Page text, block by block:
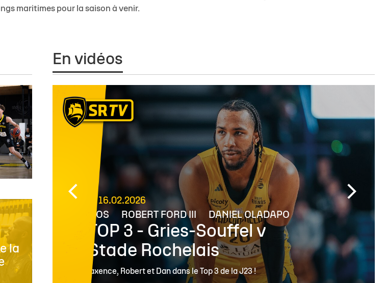
maritimes pour la saison à venir.
la
En vidéos
16.02.2026
PROS
ROBERT FORD III DANIEL OLADAPO
TOP 3 - Gries-Souffel v
Stade Rochelais
Maxence, Robert et Dan dans le Top 3 de la J23 !